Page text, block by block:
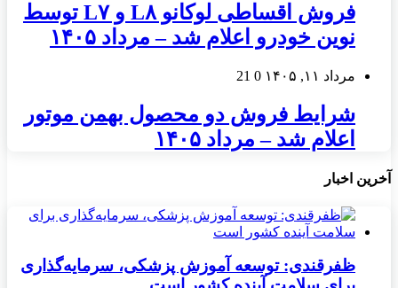
فروش اقساطی لوکانو L۸ و L۷ توسط
نوین خودرو اعلام شد – مرداد ۱۴۰۵
مرداد ۱۱, ۱۴۰۵ 0
21
شرایط فروش دو محصول بهمن موتور
اعلام شد – مرداد ۱۴۰۵
آخرین اخبار
ظفرقندی: توسعه آموزش پزشکی، سرمایه‌گذاری